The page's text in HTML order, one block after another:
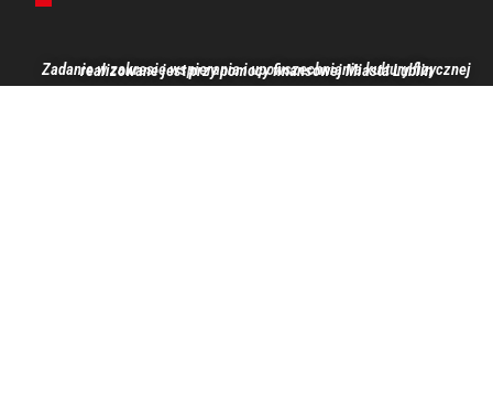
Zadanie w zakresie wspierania i upowszechniania kultury fizycznej realizowane jest przy pomocy finansowej Miasta Lublin